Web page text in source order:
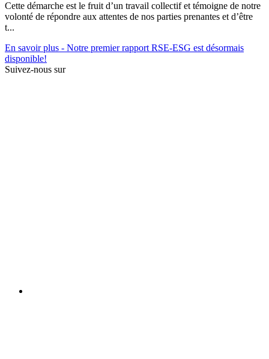
Cette démarche est le fruit d’un travail collectif et témoigne de notre
volonté de répondre aux attentes de nos parties prenantes et d’être
t...
En savoir plus - Notre premier rapport RSE-ESG est désormais
disponible!
Suivez-nous sur